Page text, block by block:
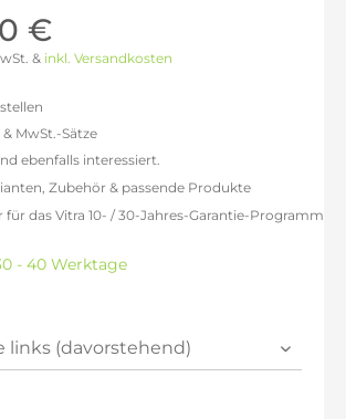
€
& inkl. Versandkosten
dieDatenschutzbestimmungen
MwSt.-Sätze
6.979,50 €
7.220,17 €
7.280,34 €
7.340,50 €
ebenfalls interessiert.
Zubehör & passende Produkte
für das Vitra 10- / 30-Jahres-Garantie-Programm
- 40 Werktage